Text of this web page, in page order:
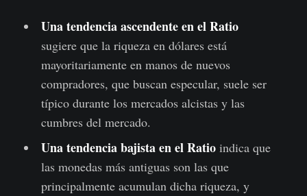
Una tendencia ascendente en el Ratio
sugiere que la riqueza en dólares está
mayoritariamente en manos de nuevos
compradores, que buscan especular, suele ser
típico durante los mercados alcistas y las
cumbres del mercado.
Una tendencia bajista en el Ratioindica que
las monedas más antiguas son las que
principalmente acumulan dicha riqueza, y